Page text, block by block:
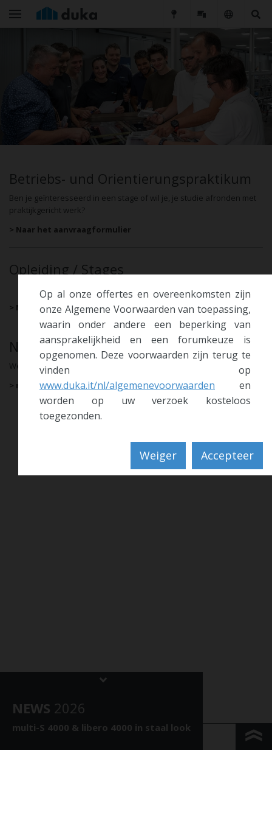
Betriebs- und Orientierungspraktikum
Ben je geïnteresseerd in een stage of wil je, je studie afronden met
praktijkgericht werk?
> Naar het aanvraagformulier
Opleiding / Stages
> Naar het aanvraagformulier
Niets geschikt voor jou?
Wenden Sie sich zielgerichtet mit einer Initiativbewerbung an uns.
> meer
NEWS 2026
multi-S 4000 & libero 4000 in staal look
Op al onze offertes en overeenkomsten zijn
onze Algemene Voorwaarden van toepassing,
waarin onder andere een beperking van
aansprakelijkheid en een forumkeuze is
opgenomen. Deze voorwaarden zijn terug te
vinden op
www.duka.it/nl/algemenevoorwaarden en
worden op uw verzoek kosteloos
toegezonden.
Weiger Accepteer